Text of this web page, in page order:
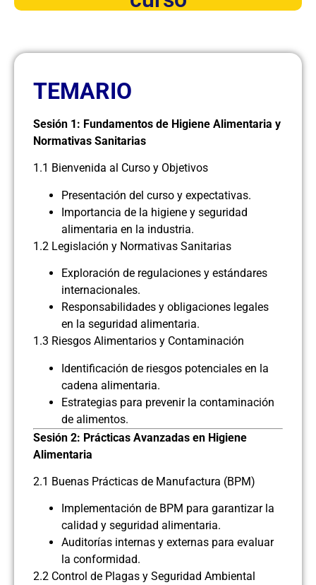
TEMARIO
Sesión 1: Fundamentos de Higiene Alimentaria y
Normativas Sanitarias
1.1 Bienvenida al Curso y Objetivos
Presentación del curso y expectativas.
Importancia de la higiene y seguridad
alimentaria en la industria.
1.2 Legislación y Normativas Sanitarias
Exploración de regulaciones y estándares
internacionales.
Responsabilidades y obligaciones legales
en la seguridad alimentaria.
1.3 Riesgos Alimentarios y Contaminación
Identificación de riesgos potenciales en la
cadena alimentaria.
Estrategias para prevenir la contaminación
de alimentos.
Sesión 2: Prácticas Avanzadas en Higiene
Alimentaria
2.1 Buenas Prácticas de Manufactura (BPM)
Implementación de BPM para garantizar la
calidad y seguridad alimentaria.
Auditorías internas y externas para evaluar
la conformidad.
2.2 Control de Plagas y Seguridad Ambiental